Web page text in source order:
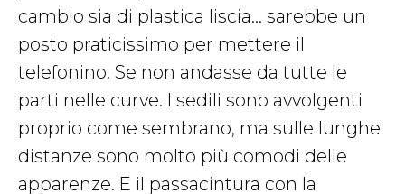
cambio sia di plastica liscia… sarebbe un
posto praticissimo per mettere il
telefonino. Se non andasse da tutte le
parti nelle curve. I sedili sono avvolgenti
proprio come sembrano, ma sulle lunghe
distanze sono molto più comodi delle
apparenze. E il passacintura con la